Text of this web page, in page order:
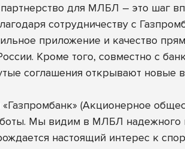
для МЛБЛ – это шаг
сотрудничеству с
приложение и качество
Кроме того, совместно с
соглашения открывают
(Акционерное
Мы видим в МЛБЛ надежного
настоящий интерес к